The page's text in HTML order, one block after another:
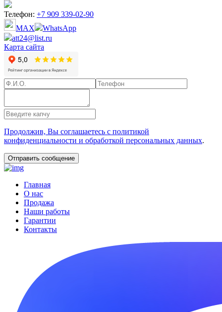
Телефон: +7 909 339-02-90
MAX
WhatsApp
att24@list.ru
Карта сайта
Продолжив, Вы соглашаетесь с политикой
конфиденциальности и обработкой персональных данных.
Главная
О нас
Продажа
Наши работы
Гарантии
Контакты